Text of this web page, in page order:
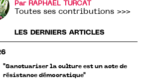
Par RAPHAËL TURCAT
Toutes ses contributions >>>
LES DERNIERS ARTICLES
"Sanctuariser la culture est un acte de
résistance démocratique"